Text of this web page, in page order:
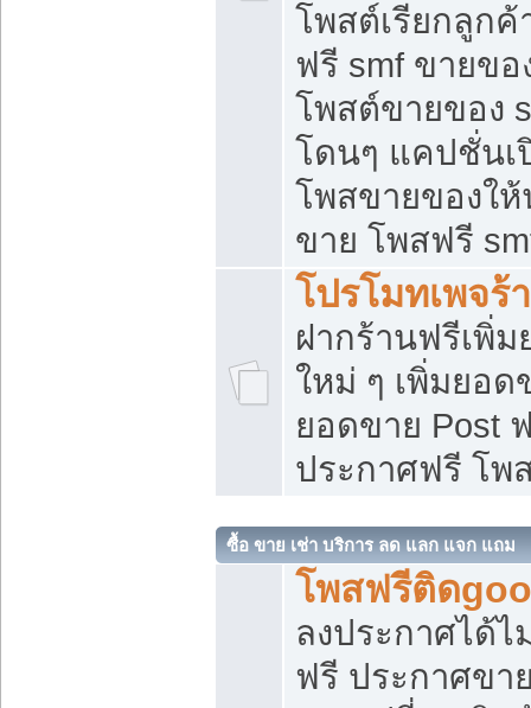
โพสต์เรียกลูกค้
ฟรี smf ขายขอ
โพสต์ขายของ
โดนๆ แคปชั่นเ
โพสขายของใ
ขาย โพสฟรี
โปรโมทเพจร้
ฝากร้านฟรีเพิ่
ใหม่ ๆ เพิ่มยอด
ยอดขาย Post
ประกาศฟรี โพ
ซื้อ ขาย เช่า บริการ ลด แลก แจก แถม
โพสฟรีติด
ลงประกาศได้
ฟรี ประกาศข